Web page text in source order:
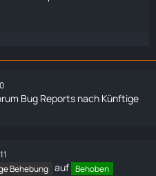
Bug Reports nach Künftige
Behebung auf Behoben